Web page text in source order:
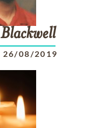
Blackwell
26/08/2019